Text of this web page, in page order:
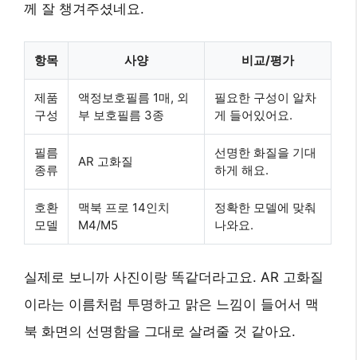
께 잘 챙겨주셨네요.
항목 사양 비교/평가
제품
구성
액정보호필름 1매, 외
부 보호필름 3종
필요한 구성이 알차
게 들어있어요.
필름
종류
AR 고화질
선명한 화질을 기대
하게 해요.
호환
모델
맥북 프로 14인치
M4/M5
정확한 모델에 맞춰
나와요.
실제로 보니까 사진이랑 똑같더라고요. AR 고화질
이라는 이름처럼 투명하고 맑은 느낌이 들어서 맥
북 화면의 선명함을 그대로 살려줄 것 같아요.